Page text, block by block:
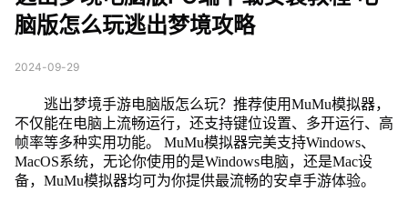
脑版怎么玩逃出梦境攻略
2024-09-29
逃出梦境手游电脑版怎么玩？推荐使用MuMu模拟器，
不仅能在电脑上流畅运行，还支持键位设置、多开运行、高
帧率等多种实用功能。 MuMu模拟器完美支持Windows、
MacOS系统，无论你使用的是Windows电脑，还是Mac设
备，MuMu模拟器均可为你提供最流畅的安卓手游体验。